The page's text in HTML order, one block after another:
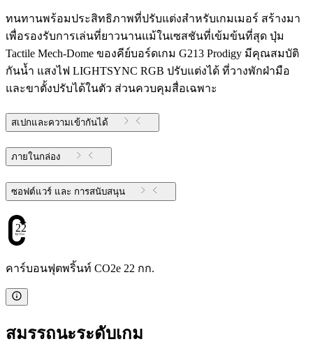
ทนทานพร้อมประสิทธิภาพที่ปรับแต่งสำหรับเกมเมอร์ สร้างมา
เพื่อรองรับการเล่นที่ยาวนานแม้ในเซสชันที่เข้มข้นที่สุด ปุ่ม
Tactile Mech-Dome ของคีย์บอร์ดเกม G213 Prodigy มีคุณสมบัติ
กันน้ำ แสงไฟ LIGHTSYNC RGB ปรับแต่งได้ ที่วางพักฝ่ามือ
และขาตั้งปรับได้ในตัว ส่วนควบคุมสื่อเฉพาะ
สเปกและความเข้ากันได้
ภายในกล่อง
ซอฟต์แวร์ และ การสนับสนุน
22
คาร์บอนฟุตพริ้นท์ CO2e 22 กก.
สมรรถนะระดับเกม